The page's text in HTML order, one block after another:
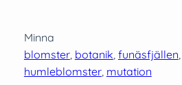
Minna
blomster, botanik funäsfjällen
humleblomster, mutation